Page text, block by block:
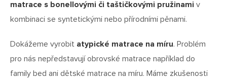
matrace s bonellovými či taštičkovými pružinami v
kombinaci se syntetickými nebo přírodními pěnami.
Dokážeme vyrobit atypické matrace na míru. Problém
pro nás nepředstavují obrovské matrace například do
family bed ani dětské matrace na míru. Máme zkušenosti